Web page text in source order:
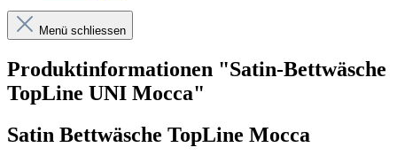
Menü schliessen
Produktinformationen "Satin-Bettwäsche
TopLine UNI Mocca"
Satin Bettwäsche TopLine Mocca